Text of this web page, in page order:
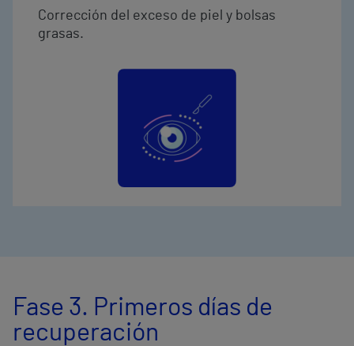
Corrección del exceso de piel y bolsas
grasas.
Fase 3. Primeros días de
recuperación